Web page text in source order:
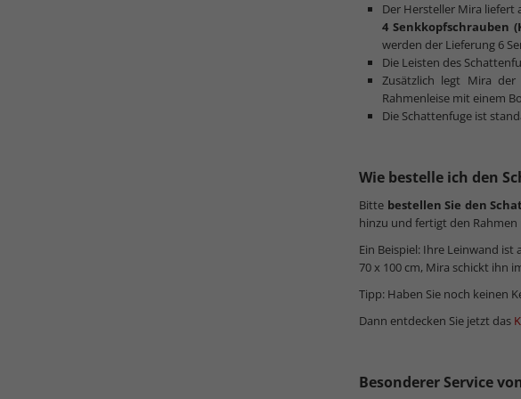
Der Hersteller Mira liefert
4 Senkkopfschrauben
werden der Lieferung 6
Die Leisten des
Zusätzlich legt Mira
Rahmenleise mit einem
Die Schattenfuge ist
Wie bestelle ich den
Bitte bestellen Sie den
hinzu und fertigt den
Ein Beispiel: Ihre Leinwand
70 x 100 cm, Mira schickt ihn
Tipp: Haben Sie noch keinen
Dann entdecken Sie jetzt das
Besonderer Service